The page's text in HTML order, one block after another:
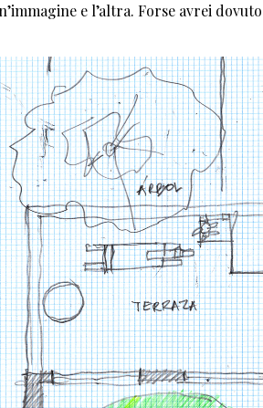
e l’altra. Forse avrei